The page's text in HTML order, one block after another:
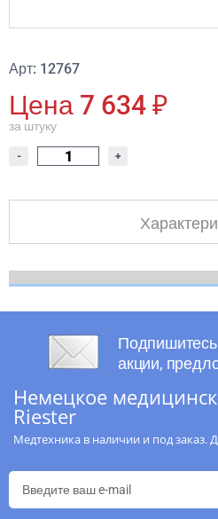
Арт: 12767
Цена 7 634 ₽
за штуку
- +
акции,
Немецкое
Riester
Медтехника в наличии и под заказ.